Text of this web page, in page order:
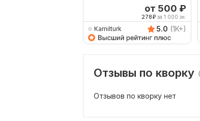
от 500 ₽
278₽за 1 000 зн.
Kamilturk 5.0 (1K+)
Отзывы по кворку
Отзывов по кворку нет